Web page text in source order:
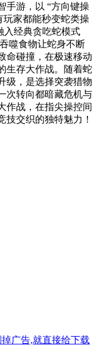
手游，以 “方向键操
玩家都能秒变蛇类操
入经典贪吃蛇模式
噬食物让蛇身不断
命碰撞，在极速移动
生存大作战。随着蛇
级，是选择突袭猎物
次转向都暗藏危机与
作战，在指尖操控间
技交织的独特魅力！
广告,就直接给下载